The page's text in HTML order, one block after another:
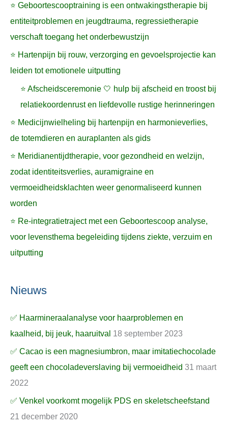
⭐ Geboortescooptraining is een ontwakingstherapie bij
entiteitproblemen en jeugdtrauma, regressietherapie
verschaft toegang het onderbewustzijn
⭐ Hartenpijn bij rouw, verzorging en gevoelsprojectie kan
leiden tot emotionele uitputting
⭐ Afscheidsceremonie 🤍 hulp bij afscheid en troost bij
relatiekoordenrust en liefdevolle rustige herinneringen
⭐ Medicijnwielheling bij hartenpijn en harmonieverlies,
de totemdieren en auraplanten als gids
⭐ Meridianentijdtherapie, voor gezondheid en welzijn,
zodat identiteitsverlies, auramigraine en
vermoeidheidsklachten weer genormaliseerd kunnen
worden
⭐ Re-integratietraject met een Geboortescoop analyse,
voor levensthema begeleiding tijdens ziekte, verzuim en
uitputting
Nieuws
✅ Haarmineraalanalyse voor haarproblemen en
kaalheid, bij jeuk, haaruitval 18 september 2023
✅ Cacao is een magnesiumbron, maar imitatiechocolade
geeft een chocoladeverslaving bij vermoeidheid 31 maart
2022
✅ Venkel voorkomt mogelijk PDS en skeletscheefstand
21 december 2020